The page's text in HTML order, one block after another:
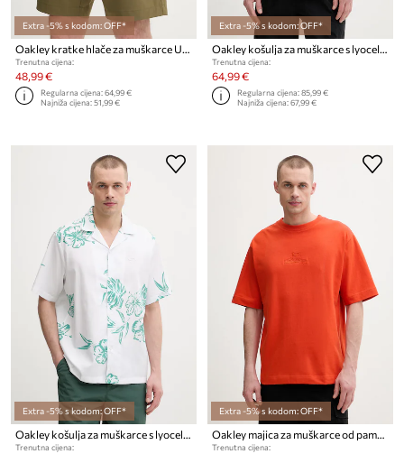
Extra -5% s kodom: OFF*
Oakley kratke hlače za muškarce UTILITY
Trenutna cijena:
48,99 €
Regularna cijena:64,99 €
Najniža cijena:51,99 €
Extra -5% s kodom: OFF*
Oakley košulja za muškarce s lyocellom HIBISCUS BREEZE
Trenutna cijena:
64,99 €
Regularna cijena:85,99 €
Najniža cijena:67,99 €
Extra -5% s kodom: OFF*
Oakley košulja za muškarce s lyocellom HIBISCUS BREEZE
Trenutna cijena:
Extra -5% s kodom: OFF*
Oakley majica za muškarce od pamuka MTN RIDGE
Trenutna cijena: